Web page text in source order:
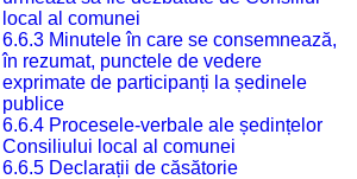
local al comunei
6.6.3 Minutele în care se consemnează,
în rezumat, punctele de vedere
exprimate de participanți la ședinele
publice
6.6.4 Procesele-verbale ale ședințelor
Consiliului local al comunei
6.6.5 Declarații de căsătorie